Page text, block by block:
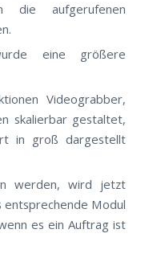
die aufgerufenen
eine größere
Videograbber,
skalierbar gestaltet,
in groß dargestellt
werden, wird jetzt
Modul
es ein Auftrag ist